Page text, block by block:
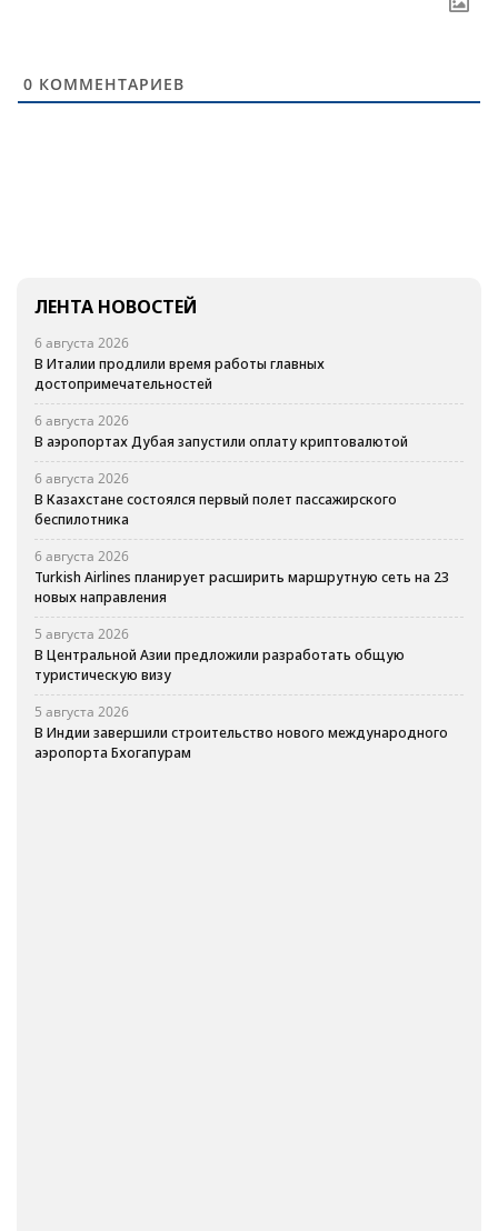
0 КОММЕНТАРИЕВ
ЛЕНТА НОВОСТЕЙ
6 августа 2026
В Италии продлили время работы главных
достопримечательностей
6 августа 2026
В аэропортах Дубая запустили оплату криптовалютой
6 августа 2026
В Казахстане состоялся первый полет пассажирского
беспилотника
6 августа 2026
Turkish Airlines планирует расширить маршрутную сеть на 23
новых направления
5 августа 2026
В Центральной Азии предложили разработать общую
туристическую визу
5 августа 2026
В Индии завершили строительство нового международного
аэропорта Бхогапурам